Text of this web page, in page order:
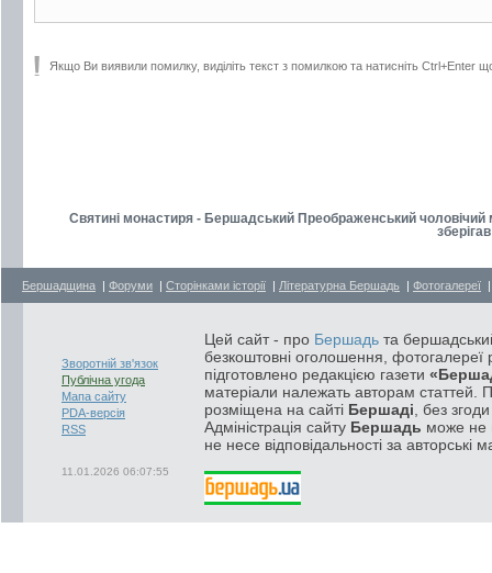
Якщо Ви виявили помилку, виділіть текст з помилкою та натисніть Ctrl+Enter
Святині монастиря - Бершадський Преображенський чоловічий
Бершадщина | Форуми | Сторінками історії | Літературна Бершадь | Фотогалереї
Зворотній зв'язок
Публічна угода
Мапа сайту
PDA-версія
RSS
11.01.2026 06:07:55
Цей сайт - про Бершадь та
безкоштовні оголошення, фотогалереї
підготовлено редакцією газети
матеріали належать авторам статтей.
розміщена на сайті Бершаді , без
Адміністрація сайту Бершадь може не
не несе відповідальності за авторські